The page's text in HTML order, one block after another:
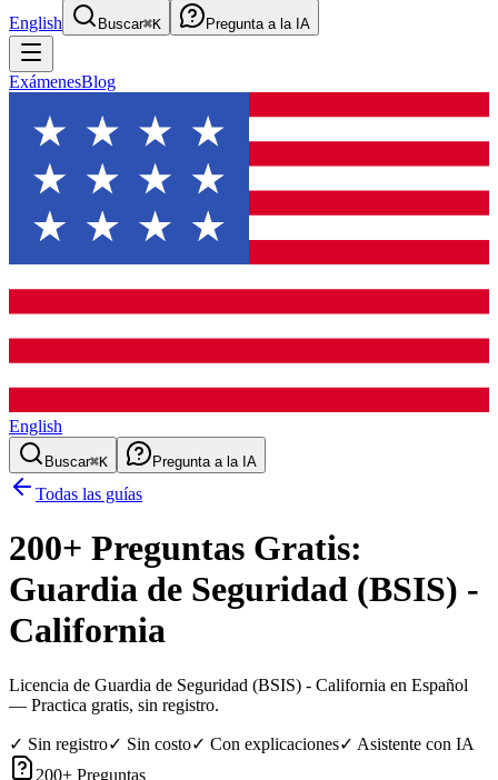
English Buscar⌘K Pregunta a la IA
ExámenesBlog
English
Buscar⌘K Pregunta a la IA
Todas las guías
200+ Preguntas Gratis:
Guardia de Seguridad (BSIS) -
California
Licencia de Guardia de Seguridad (BSIS) - California en Español
— Practica gratis, sin registro.
✓ Sin registro✓ Sin costo✓ Con explicaciones✓ Asistente con IA
200+ Preguntas